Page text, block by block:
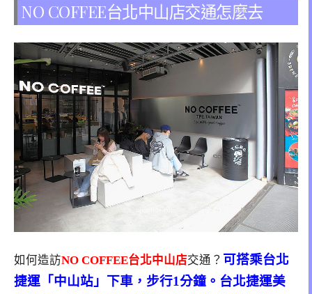
NO COFFEE台北中山店交通怎麼去
如何造訪NO COFFEE台北中山店交通？ 可搭乘台北
捷運「中山站」下車，步行1分鐘。台北捷運美